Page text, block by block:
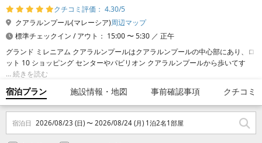
クチコミ評価： 4.30/5
クアラルンプール(マレーシア)周辺マップ
標準チェックイン / アウト： 15:00 〜 5:30 ／ 正午
グランド ミレニアム クアラルンプールはクアラルンプールの中心部にあり、ロ
ット 10 ショッピング センターやパビリオン クアラルンプールから歩いてすぐ
です。 このファミリー向けホテルは、ジャラン アローまで 0.9 km、クアラル
ンプール タワーまで 1.7 km の場所にあります。
続きを読む
宿泊プラン 施設情報・地図 事前確認事項 クチコミ
宿泊日 2026/08/23 (日) 〜 2026/08/24 (月) 1泊2名1部屋